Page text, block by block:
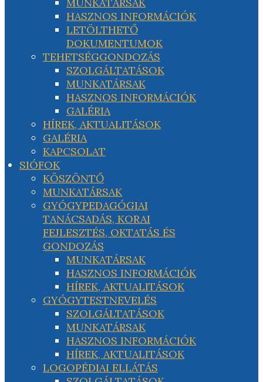
HASZNOS INFORMÁCIÓK
LETÖLTHETŐ
DOKUMENTUMOK
TEHETSÉGGONDOZÁS
SZOLGÁLTATÁSOK
MUNKATÁRSAK
HASZNOS INFORMÁCIÓK
GALÉRIA
HÍREK, AKTUALITÁSOK
GALÉRIA
KAPCSOLAT
SIÓFOK
KÖSZÖNTŐ
MUNKATÁRSAK
GYÓGYPEDAGÓGIAI
TANÁCSADÁS, KORAI
FEJLESZTÉS, OKTATÁS ÉS
GONDOZÁS
MUNKATÁRSAK
HASZNOS INFORMÁCIÓK
HÍREK, AKTUALITÁSOK
GYÓGYTESTNEVELÉS
SZOLGÁLTATÁSOK
MUNKATÁRSAK
HASZNOS INFORMÁCIÓK
HÍREK, AKTUALITÁSOK
LOGOPÉDIAI ELLÁTÁS